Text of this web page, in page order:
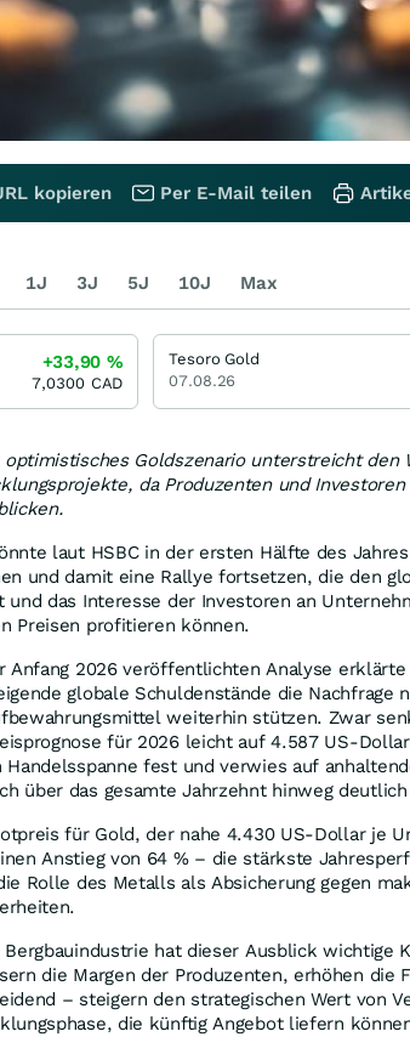
optimistisches Goldszenario unterstreicht
da Produzenten und
laut HSBC in der ersten Hälfte des
und damit eine Rallye fortsetzen, die den
und das Interesse der Investoren an
Preisen profitieren können.
Anfang 2026 veröffentlichten Analyse
globale Schuldenstände die Nachfrage
weiterhin stützen. Zwar
für 2026 leicht auf 4.587 US-
Handelsspanne fest und verwies auf
über das gesamte Jahrzehnt hinweg
für Gold, der nahe 4.430 US-Dollar je
Anstieg von 64 % – die stärkste
Rolle des Metalls als Absicherung gegen
Bergbauindustrie hat dieser Ausblick wichtige
die Margen der Produzenten, erhöhen die
– steigern den strategischen Wert von
die künftig Angebot liefern
kopieren Per E-Mail teilen
1J 3J 5J 10J Max
+33,90 %
7,0300 CAD
Tesoro Gold
07.08.26